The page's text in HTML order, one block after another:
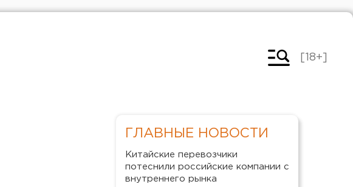
[18+]
ГЛАВНЫЕ НОВОСТИ
Китайские перевозчики
потеснили российские компании с
внутреннего рынка